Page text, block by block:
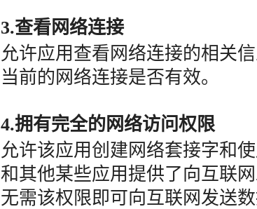
3.查看网络连接
允许应用查看网络连接的相关
当前的网络连接是否有效。
4.拥有完全的网络访问权限
允许该应用创建网络套接字和
和其他某些应用提供了向互联
无需该权限即可向互联网发送